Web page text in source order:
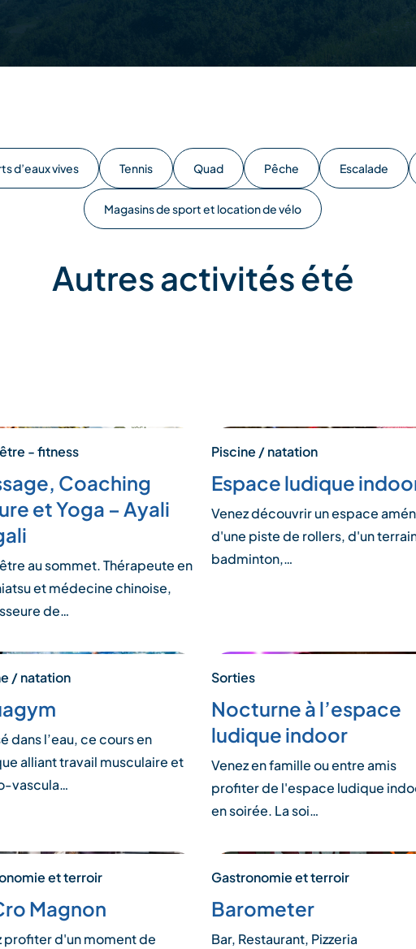
d’eaux vives Tennis Quad Pêche Escalade
Magasins de sport et location de vélo
Autres activités été
- fitness
Coaching
et Yoga – Ayali
au sommet. Thérapeute en
et médecine chinoise,
de…
Piscine / natation
Espace ludique
Venez découvrir un espace
d'une piste de rollers, d'un
badminton,…
/ natation
dans l’eau, ce cours en
alliant travail musculaire et
vascula…
Sorties
Nocturne à l’espace
ludique indoor
Venez en famille ou entre amis
profiter de l'espace ludique
en soirée. La soi…
et terroir
Magnon
profiter d'un moment de
Gastronomie et terroir
Barometer
Bar, Restaurant, Pizzeria